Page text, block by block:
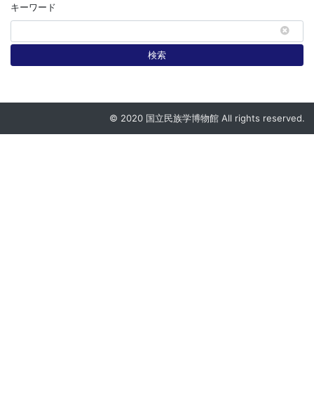
キーワード
検索
© 2020 国立民族学博物館 All rights reserved.